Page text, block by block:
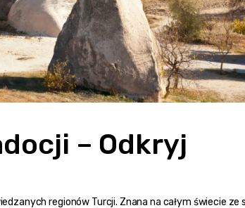
– Odkryj